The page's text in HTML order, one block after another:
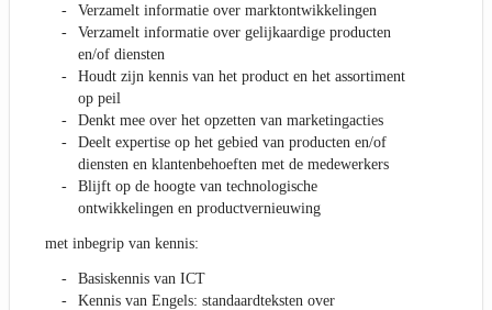
Verzamelt informatie over marktontwikkelingen
Verzamelt informatie over gelijkaardige producten
en/of diensten
Houdt zijn kennis van het product en het assortiment
op peil
Denkt mee over het opzetten van marketingacties
Deelt expertise op het gebied van producten en/of
diensten en klantenbehoeften met de medewerkers
Blijft op de hoogte van technologische
ontwikkelingen en productvernieuwing
met inbegrip van kennis:
Basiskennis van ICT
Kennis van Engels: standaardteksten over